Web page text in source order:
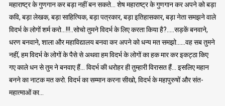
महाराष्ट्र के गुणगान कर बड़ा नहीं बन सकते… शेष महाराष्ट्र के गुणगान कर अपने को बड़ा
कवि, बड़ा लेखक, बड़ा साहित्यिक, बड़ा पत्रकार, बड़ा इतिहासकार, बड़ा नेता समझने वाले
विदर्भ के लोगों शर्म करो…!!!..सोचो तुमने विदर्भ के लिए करता किया है?…..सड़कें बनवाने,
धरण बनवाने, शाला और महाविद्यालय बनवा कर अपने को धन्य मत समझो……वह सब तुमने
नहीं, हम विदर्भ के लोगों के पैसे से अथवा हम विदर्भ के लोगों का हक मार कर इकट्ठा किए
गए काले धन से तुम ने बनवाए हैं… विदर्भ की धरोहर ही तुम्हारी विरासत हैं… इसलिए महान
बनने का नाटक मत करो. विदर्भ का सम्मान करना सीखो, विदर्भ के महापुरुषों और संत-
महात्माओं का…